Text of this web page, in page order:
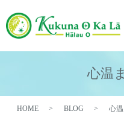
心温
HOME BLOG 心